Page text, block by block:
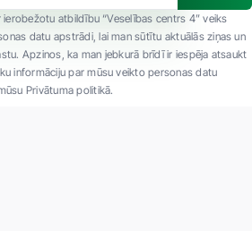
atbildību “Veselības centrs 4” veiks
datu apstrādi, lai man sūtītu aktuālās ziņas un
Apzinos, ka man jebkurā brīdī ir iespēja atsaukt
informāciju par mūsu veikto personas datu
Privātuma politikā.